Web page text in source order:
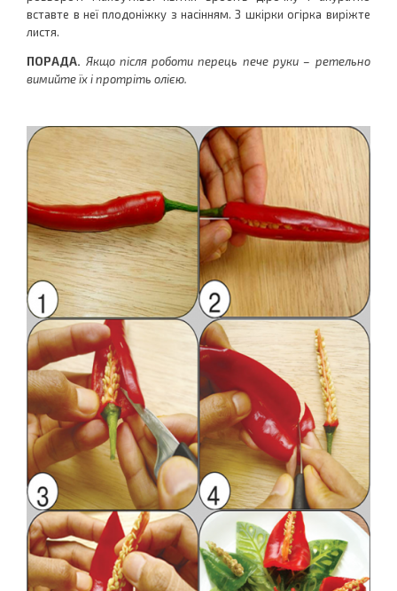
вставте в неї плодоніжку з насінням. З шкірки огірка виріжте
листя.
ПОРАДА. Якщо після роботи перець пече руки – ретельно
вимийте їх і протріть олією.